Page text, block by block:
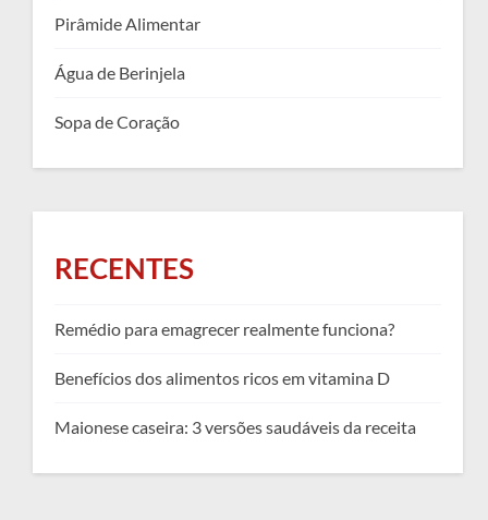
Pirâmide Alimentar
Água de Berinjela
Sopa de Coração
RECENTES
Remédio para emagrecer realmente funciona?
Benefícios dos alimentos ricos em vitamina D
Maionese caseira: 3 versões saudáveis da receita